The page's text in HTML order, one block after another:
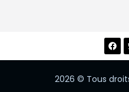
2026 © Tous